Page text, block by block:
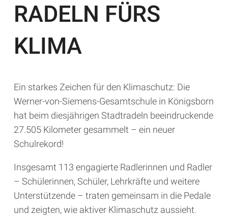
RADELN FÜRS
KLIMA
Ein starkes Zeichen für den Klimaschutz: Die
Werner-von-Siemens-Gesamtschule in Königsborn
hat beim diesjährigen Stadtradeln beeindruckende
27.505 Kilometer gesammelt – ein neuer
Schulrekord!
Insgesamt 113 engagierte Radlerinnen und Radler
– Schülerinnen, Schüler, Lehrkräfte und weitere
Unterstützende – traten gemeinsam in die Pedale
und zeigten, wie aktiver Klimaschutz aussieht.